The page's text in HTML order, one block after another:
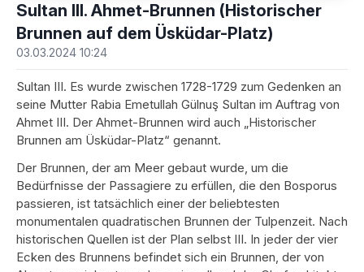
Sultan III. Ahmet-Brunnen (Historischer
Brunnen auf dem Üsküdar-Platz)
03.03.2024 10:24
Sultan III. Es wurde zwischen 1728-1729 zum Gedenken an
seine Mutter Rabia Emetullah Gülnuş Sultan im Auftrag von
Ahmet III. Der Ahmet-Brunnen wird auch „Historischer
Brunnen am Üsküdar-Platz“ genannt.
Der Brunnen, der am Meer gebaut wurde, um die
Bedürfnisse der Passagiere zu erfüllen, die den Bosporus
passieren, ist tatsächlich einer der beliebtesten
monumentalen quadratischen Brunnen der Tulpenzeit. Nach
historischen Quellen ist der Plan selbst III. In jeder der vier
Ecken des Brunnens befindet sich ein Brunnen, der von